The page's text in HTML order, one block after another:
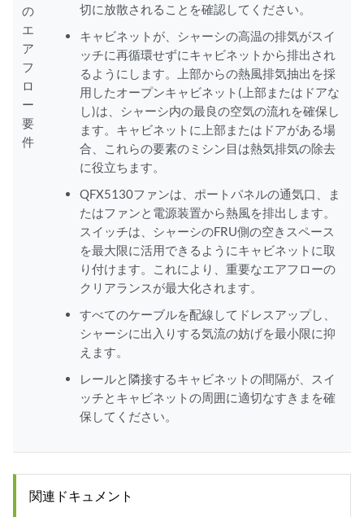
の
エ
ア
フ
ロ
ー
要
件
切に放散されることを確認してください。
キャビネットが、シャーシの高温の排気がスイ
ッチに再循環せずにキャビネットから排出され
るようにします。上部からの熱風排気抽出を採
用したオープンキャビネット(上部またはドアな
し)は、シャーシ内の最良の空気の流れを確保し
ます。キャビネットに上部またはドアがある場
合、これらの要素のミシン目は熱気排気の除去
に役立ちます。
QFX5130ファンは、ポートパネルの通気口、ま
たはファンと電源装置から熱風を排出します。
スイッチは、シャーシのFRU側の空きスペース
を最大限に活用できるようにキャビネットに取
り付けます。これにより、重要なエアフローの
クリアランスが最大化されます。
すべてのケーブルを配線してドレスアップし、
シャーシに出入りする気流の妨げを最小限に抑
えます。
レールと隣接するキャビネットの間隔が、スイ
ッチとキャビネットの周囲に適切なすきまを確
保してください。
関連ドキュメント